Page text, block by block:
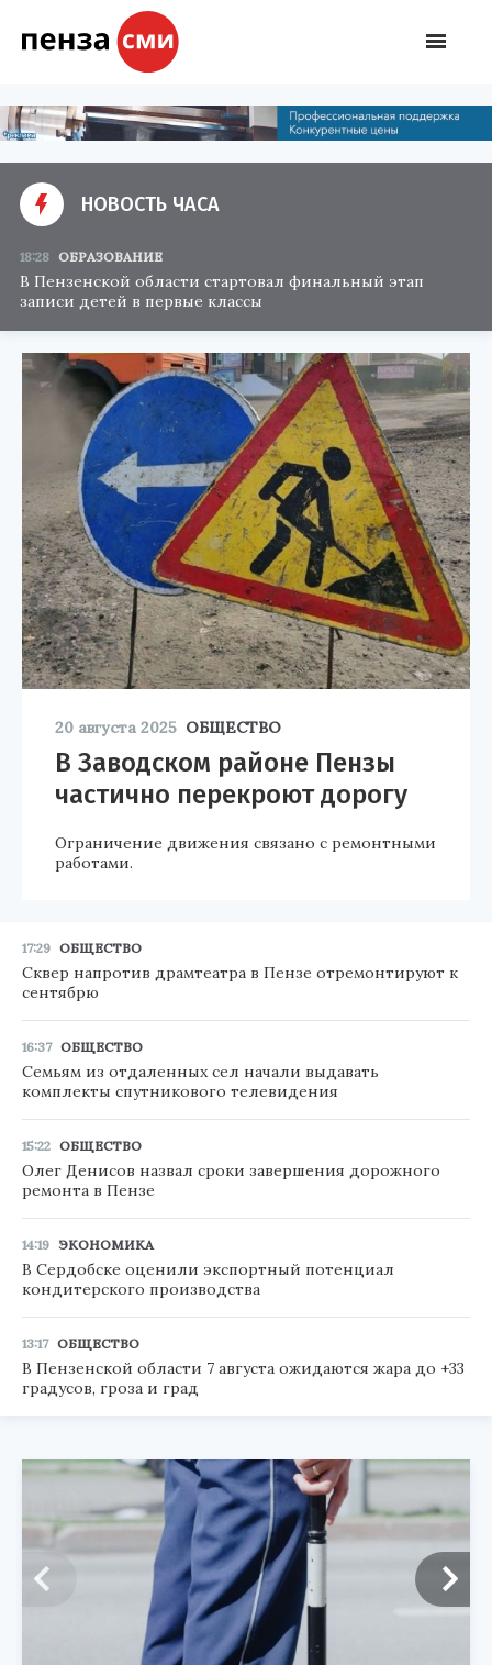
НОВОСТЬ ЧАСА
18:28 ОБРАЗОВАНИЕ
В Пензенской области стартовал финальный этап
записи детей в первые классы
20 августа 2025 ОБЩЕСТВО
В Заводском районе Пензы
частично перекроют дорогу
Ограничение движения связано с ремонтными
работами.
17:29 ОБЩЕСТВО
Сквер напротив драмтеатра в Пензе отремонтируют к
сентябрю
16:37 ОБЩЕСТВО
Семьям из отдаленных сел начали выдавать
комплекты спутникового телевидения
15:22 ОБЩЕСТВО
Олег Денисов назвал сроки завершения дорожного
ремонта в Пензе
14:19 ЭКОНОМИКА
В Сердобске оценили экспортный потенциал
кондитерского производства
13:17 ОБЩЕСТВО
В Пензенской области 7 августа ожидаются жара до +33
градусов, гроза и град